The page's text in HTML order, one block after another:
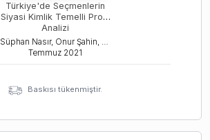
Türkiye'de Seçmenlerin
Siyasi Kimlik Temelli Profil
Analizi
Süphan Nasır, Onur Şahin, Erdeniz Erdem
Temmuz 2021
Baskısı tükenmiştir.